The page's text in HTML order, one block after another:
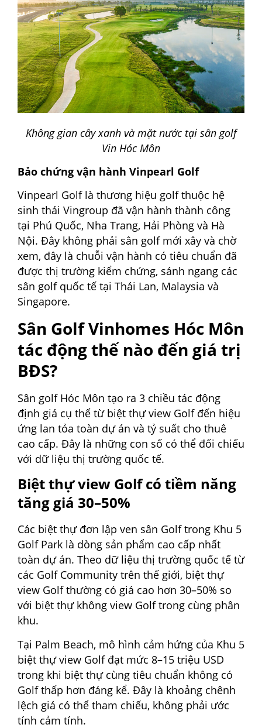
Không gian cây xanh và mặt nước tại sân golf
Vin Hóc Môn
Bảo chứng vận hành Vinpearl Golf
Vinpearl Golf là thương hiệu golf thuộc hệ
sinh thái Vingroup đã vận hành thành công
tại Phú Quốc, Nha Trang, Hải Phòng và Hà
Nội. Đây không phải sân golf mới xây và chờ
xem, đây là chuỗi vận hành có tiêu chuẩn đã
được thị trường kiểm chứng, sánh ngang các
sân golf quốc tế tại Thái Lan, Malaysia và
Singapore.
Sân Golf Vinhomes Hóc Môn
tác động thế nào đến giá trị
BĐS?
Sân golf Hóc Môn tạo ra 3 chiều tác động
định giá cụ thể từ biệt thự view Golf đến hiệu
ứng lan tỏa toàn dự án và tỷ suất cho thuê
cao cấp. Đây là những con số có thể đối chiếu
với dữ liệu thị trường quốc tế.
Biệt thự view Golf có tiềm năng
tăng giá 30–50%
Các biệt thự đơn lập ven sân Golf trong Khu 5
Golf Park là dòng sản phẩm cao cấp nhất
toàn dự án. Theo dữ liệu thị trường quốc tế từ
các Golf Community trên thế giới, biệt thự
view Golf thường có giá cao hơn 30–50% so
với biệt thự không view Golf trong cùng phân
khu.
Tại Palm Beach, mô hình cảm hứng của Khu 5
biệt thự view Golf đạt mức 8–15 triệu USD
trong khi biệt thự cùng tiêu chuẩn không có
Golf thấp hơn đáng kể. Đây là khoảng chênh
lệch giá có thể tham chiếu, không phải ước
tính cảm tính.